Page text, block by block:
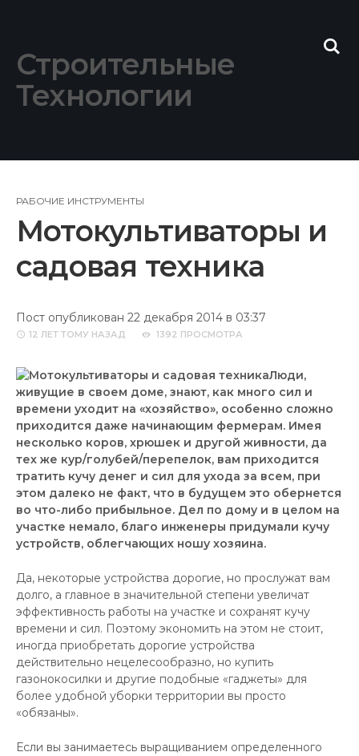
Строительные
Технологии
РАБОЧИЕ ИНСТРУМЕНТЫ
Мотокультиваторы и
садовая техника
Пост опубликован 22 декабря 2014 в 03:37
12 ЛЕТ ТОМУ НАЗАД 1392 ПРОСМОТРА
Люди,
живущие в своем доме, знают, как много сил и
времени уходит на «хозяйство», особенно сложно
приходится даже начинающим фермерам. Имея
несколько коров, хрюшек и другой живности, да
тех же кур/голубей/перепелок, вам приходится
тратить кучу денег и сил для ухода за всем, при
этом далеко не факт, что в будущем это обернется
во что-либо прибыльное. Дел по дому и в целом на
участке немало, благо инженеры придумали кучу
устройств, облегчающих ношу хозяина.
Да, некоторые устройства дорогие, но прослужат вам
долго, а главное в значительной степени увеличат
эффективность работы на участке и сохранят кучу
времени и сил. Поэтому экономить на этом не стоит,
иногда приобретать дорогие устройства
действительно нецелесообразно, но купить
газонокосилки и другие подобные «гаджеты» для
более удобной уборки территории вы просто
«обязаны».
Если вы занимаетесь выращиванием определенного